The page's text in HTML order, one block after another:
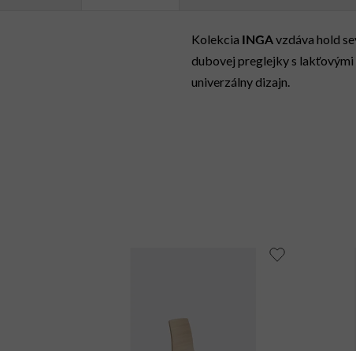
Kolekcia INGAvzdáva hold
dubovej preglejky s lakťovými
univerzálny dizajn.